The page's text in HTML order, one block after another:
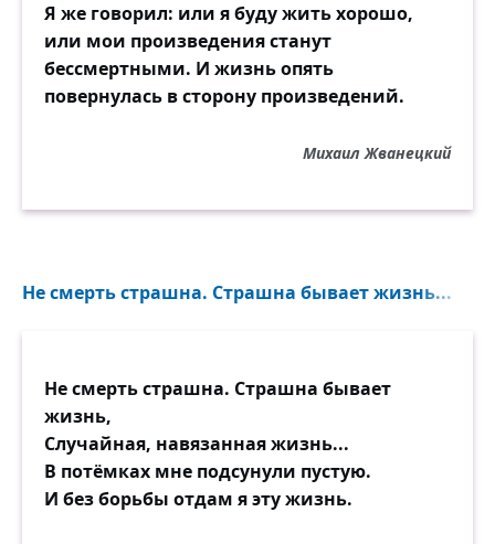
Я же говорил: или я буду жить хорошо,
или мои произведения станут
бессмертными. И жизнь опять
повернулась в сторону произведений.
Михаил Жванецкий
Не смерть страшна. Страшна бывает жизнь...
Не смерть страшна. Страшна бывает
жизнь,
Случайная, навязанная жизнь...
В потёмках мне подсунули пустую.
И без борьбы отдам я эту жизнь.